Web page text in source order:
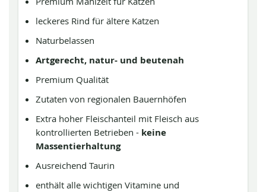
leckeres Rind für ältere Katzen
Naturbelassen
Artgerecht, natur- und beutenah
Premium Qualität
Zutaten von regionalen Bauernhöfen
Extra hoher Fleischanteil mit Fleisch aus
kontrollierten Betrieben - keine
Massentierhaltung
Ausreichend Taurin
enthält alle wichtigen Vitamine und